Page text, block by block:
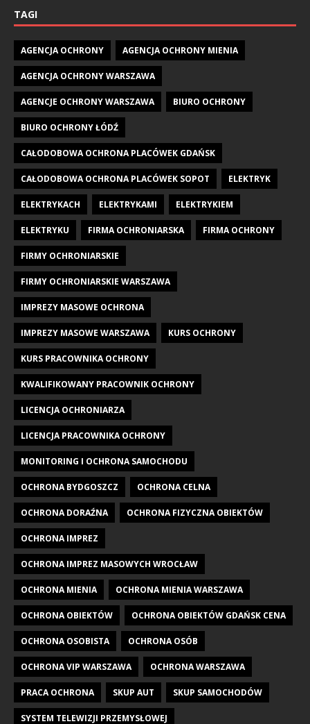
TAGI
AGENCJA OCHRONY AGENCJA OCHRONY MIENIA
AGENCJA OCHRONY WARSZAWA
AGENCJE OCHRONY WARSZAWA BIURO OCHRONY
BIURO OCHRONY ŁÓDŹ
CAŁODOBOWA OCHRONA PLACÓWEK GDAŃSK
CAŁODOBOWA OCHRONA PLACÓWEK SOPOT ELEKTRYK
ELEKTRYKACH ELEKTRYKAMI ELEKTRYKIEM
ELEKTRYKU FIRMA OCHRONIARSKA FIRMA OCHRONY
FIRMY OCHRONIARSKIE
FIRMY OCHRONIARSKIE WARSZAWA
IMPREZY MASOWE OCHRONA
IMPREZY MASOWE WARSZAWA KURS OCHRONY
KURS PRACOWNIKA OCHRONY
KWALIFIKOWANY PRACOWNIK OCHRONY
LICENCJA OCHRONIARZA
LICENCJA PRACOWNIKA OCHRONY
MONITORING I OCHRONA SAMOCHODU
OCHRONA BYDGOSZCZ OCHRONA CELNA
OCHRONA DORAŹNA OCHRONA FIZYCZNA OBIEKTÓW
OCHRONA IMPREZ
OCHRONA IMPREZ MASOWYCH WROCŁAW
OCHRONA MIENIA OCHRONA MIENIA WARSZAWA
OCHRONA OBIEKTÓW OCHRONA OBIEKTÓW GDAŃSK CENA
OCHRONA OSOBISTA OCHRONA OSÓB
OCHRONA VIP WARSZAWA OCHRONA WARSZAWA
PRACA OCHRONA SKUP AUT SKUP SAMOCHODÓW
SYSTEM TELEWIZJI PRZEMYSŁOWEJ